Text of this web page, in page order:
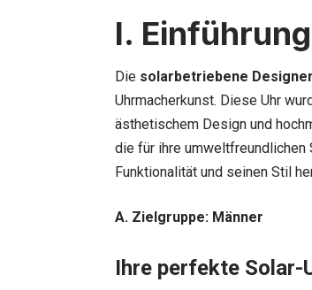
I. Einführung
Die solarbetriebene
Uhrmacherkunst. Diese Uhr
ästhetischem Design und
die für ihre
Funktionalität und seinen Stil
A. Zielgruppe: Männer
Ihre perfekte